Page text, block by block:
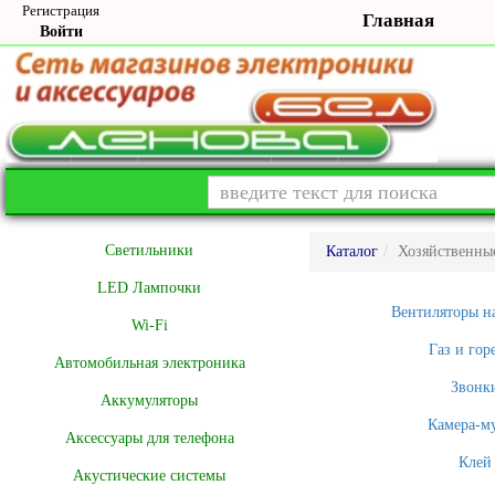
Регистрация
Войти
Главная
Cветильники
LED Лампочки
Wi-Fi
Автомобильная электроника
Аккумуляторы
Аксессуары для телефона
Акустические системы
Каталог
Вентиляторы
Газ и
Камера-
Клей